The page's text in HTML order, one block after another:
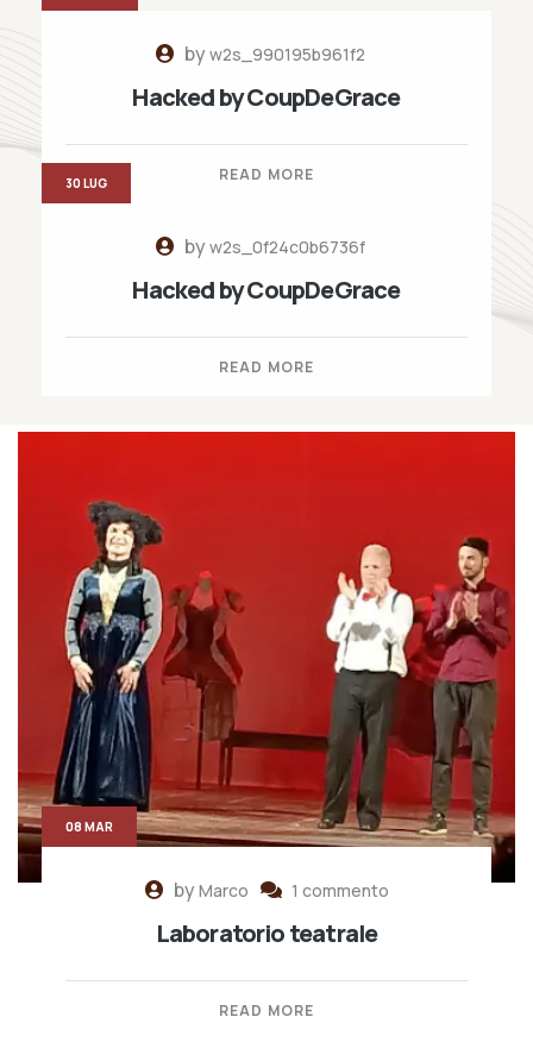
byw2s_990195b961f2
Hacked by CoupDeGrace
READ MORE
byw2s_0f24c0b6736f
Hacked by CoupDeGrace
READ MORE
30 LUG
byMarco 1 commento
Laboratorio teatrale
READ MORE
08 MAR